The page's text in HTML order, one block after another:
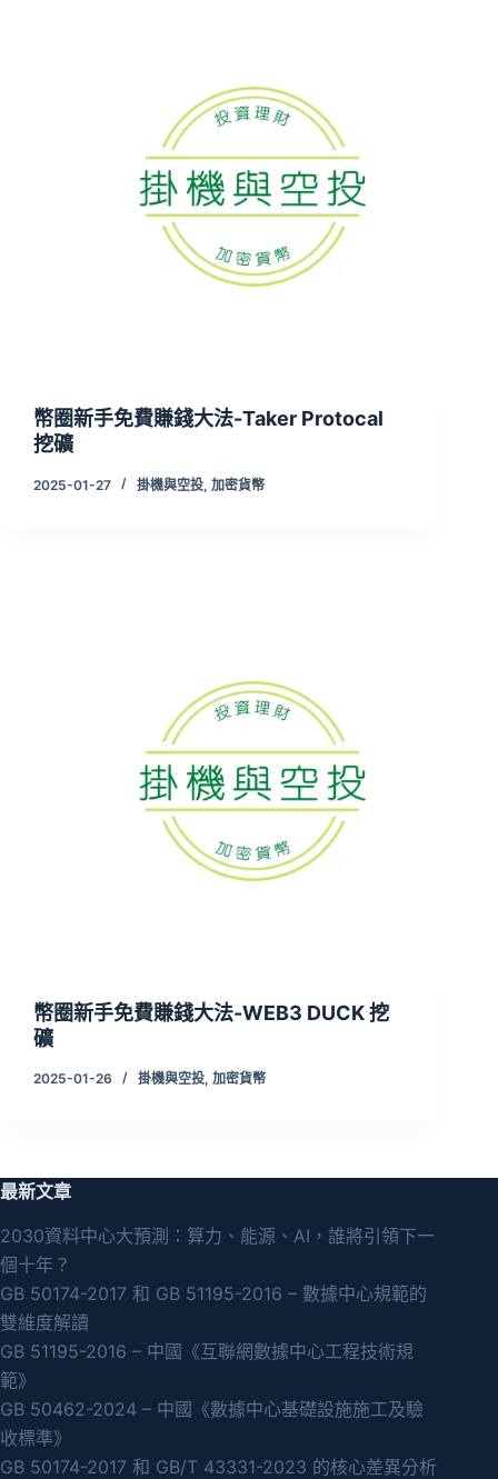
幣圈新手免費賺錢大法-Taker Protocal
挖礦
2025-01-27 掛機與空投, 加密貨幣
幣圈新手免費賺錢大法-WEB3 DUCK 挖
礦
2025-01-26 掛機與空投, 加密貨幣
最新文章
2030資料中心大預測：算力、能源、AI，誰將引領下一
個十年？
GB 50174-2017 和 GB 51195-2016 – 數據中心規範的
雙維度解讀
GB 51195-2016 – 中國《互聯網數據中心工程技術規
範》
GB 50462-2024 – 中國《數據中心基礎設施施工及驗
收標準》
GB 50174-2017 和 GB/T 43331-2023 的核心差異分析